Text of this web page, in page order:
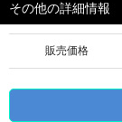
その他の詳細情報
販売価格